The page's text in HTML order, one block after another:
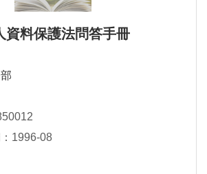
資料保護法問答手冊
1996-08